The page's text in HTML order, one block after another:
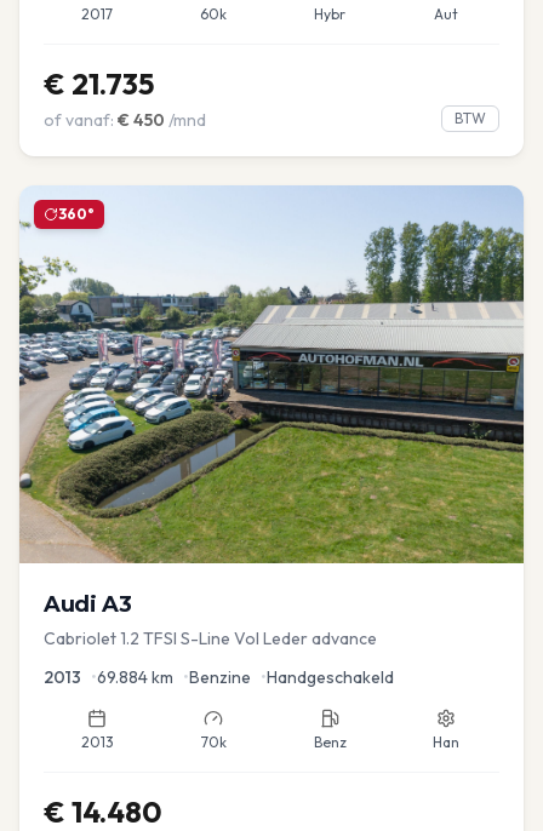
2017 60k Hybr Aut
€ 21.735
of vanaf: € 450 /mnd BTW
360°
Audi A3
Cabriolet 1.2 TFSI S-Line Vol Leder advance
2013 •69.884km •Benzine •Handgeschakeld
2013 70k Benz Han
€ 14.480